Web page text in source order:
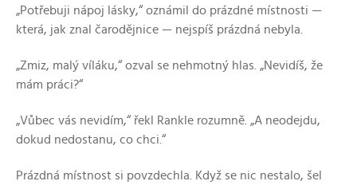
„Potřebuji nápoj lásky,“ oznámil do prázdné místnosti —
která, jak znal čarodějnice — nejspíš prázdná nebyla.
„Zmiz, malý víláku,“ ozval se nehmotný hlas. „Nevidíš, že
mám práci?“
„Vůbec vás nevidím,“ řekl Rankle rozumně. „A neodejdu,
dokud nedostanu, co chci.“
Prázdná místnost si povzdechla. Když se nic nestalo, šel